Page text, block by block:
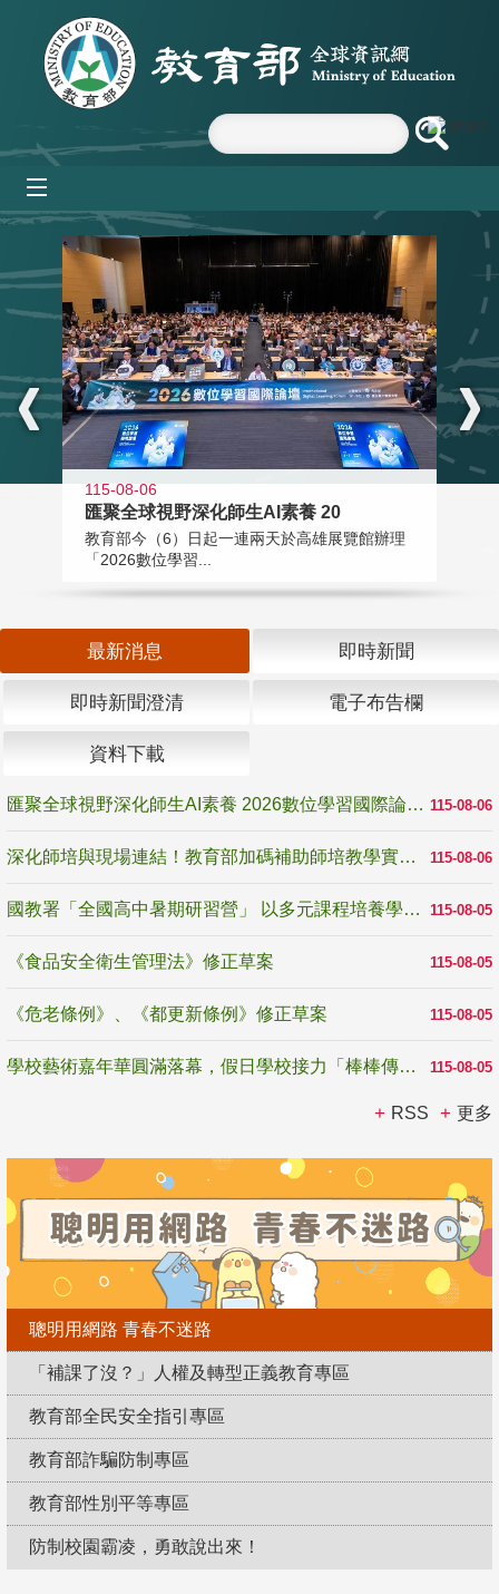
跳到主要內容區塊
:::
115-08-06
匯聚全球視野深化師生AI素養 20
教育部今（6）日起一連兩天於高雄展覽館辦理
「2026數位學習...
最新消息 即時新聞
即時新聞澄清 電子布告欄
資料下載
115-08-06
匯聚全球視野深化師生AI素養 2026數位學習國際論壇高雄登場
115-08-06
深化師培與現場連結！教育部加碼補助師培教學實踐研究 10月師培國際研討會交流教學實踐經驗
115-08-05
國教署「全國高中暑期研習營」 以多元課程培養學生瞭解誠信專業與倫理價值
115-08-05
《食品安全衛生管理法》修正草案
115-08-05
《危老條例》、《都更新條例》修正草案
115-08-05
學校藝術嘉年華圓滿落幕，假日學校接力「棒棒傳美感」
RSS 更多
聰明用網路 青春不迷路
「補課了沒？」人權及轉型正義教育專區
教育部全民安全指引專區
教育部詐騙防制專區
教育部性別平等專區
防制校園霸凌，勇敢說出來！